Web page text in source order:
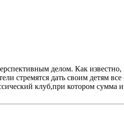
делом. Как известно,
стремятся дать своим детям
клуб,при котором сумма